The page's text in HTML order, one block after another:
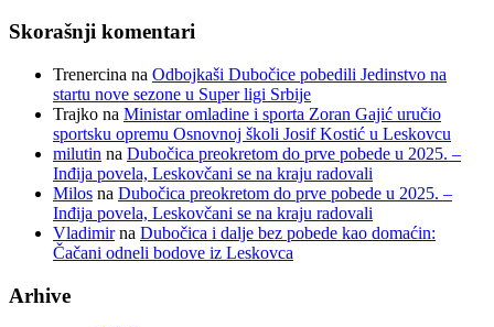
Skorašnji komentari
Trenercina na Odbojkaši Dubočice pobedili Jedinstvo na
startu nove sezone u Super ligi Srbije
Trajko na Ministar omladine i sporta Zoran Gajić uručio
sportsku opremu Osnovnoj školi Josif Kostić u Leskovcu
milutin na Dubočica preokretom do prve pobede u 2025. –
Inđija povela, Leskovčani se na kraju radovali
Milos na Dubočica preokretom do prve pobede u 2025. –
Inđija povela, Leskovčani se na kraju radovali
Vladimirna Dubočica i dalje bez pobede kao domaćin:
Čačani odneli bodove iz Leskovca
Arhive